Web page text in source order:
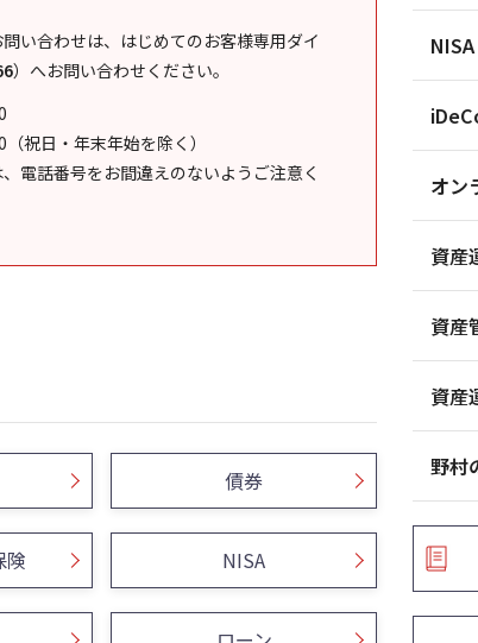
い合わせは、はじめてのお客様専用ダイ
） へお問い合わせください。
祝日・年末年始を除く）
電話番号をお間違えのないようご注意く
債券
険 NISA
NISA
オン
資産
資産
資産
野村